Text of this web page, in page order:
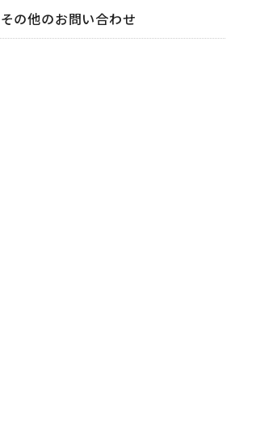
その他のお問い合わせ